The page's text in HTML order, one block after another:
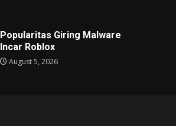
Popularitas Giring Malware
Incar Roblox
August 5, 2026